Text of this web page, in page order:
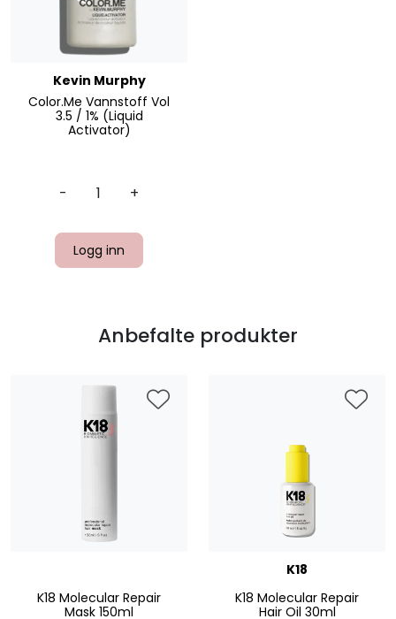
Kevin Murphy
Color.Me Vannstoff Vol
3.5 / 1% (Liquid
Activator)
- +
Logg inn
Anbefalte produkter
K18 Molecular Repair
Mask 150ml
K18
K18 Molecular Repair
Hair Oil 30ml